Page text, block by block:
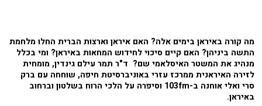
מה קורה באיראן בימים אלה? האם איראן וארצות הברית החלו מלחמת
התשה ביניהן? האם קיים סיכוי לחידוש המחאות באיראן? ומי בכלל
מנהיג את המשטר האיסלאמי שם? ד"ר תמר עילם גינדין, מומחית
לזירה האיראנית ממרכז עזרי באוניברסיטת חיפה, שוחחה עם ברק
סרי ואלי אוחנה ב-103fm וסיפרה על הלכי הרוח בשלטון וברחוב
באיראן.